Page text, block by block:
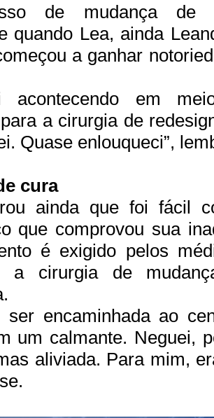
de mudança de
quando Lea, ainda
a ganhar
acontecendo em
a cirurgia de
Quase enlouqueci”,
cura
ainda que foi fácil
que comprovou sua
é exigido pelos
a cirurgia de
ser encaminhada ao
um calmante. Neguei,
aliviada. Para mim,